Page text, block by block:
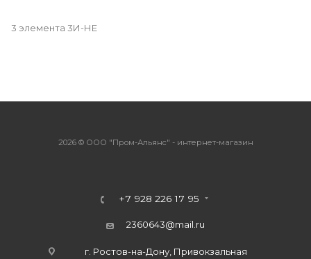
3 элемента 3И-НЕ
2026 © ООО "Пром-Альянс" - интернет-магазин
+7 928 226 17 95
2360643@mail.ru
г. Ростов-на-Дону, Привокзальная